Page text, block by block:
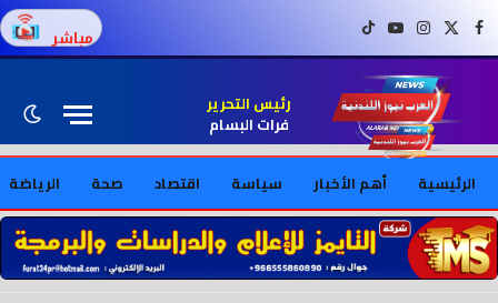
فيسبوكX (Twitter)
إنستغراميوتيوبتيك توك مباشر
رئيس التحرير
فرات البسام
الرئيسية أهم الأخبار سياسة اقتصاد صحة الرياضة